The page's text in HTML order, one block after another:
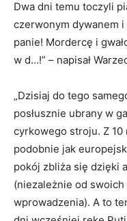
Dwa dni temu toczyli
czerwonym dywanem i
panie! Mordercę i
w d…!” – napisał
„Dzisiaj do tego
posłusznie ubrany w
cyrkowego stroju. Z 10
podobnie jak
pokój zbliża się dzięki
(niezależnie od
wprowadzenia). A to